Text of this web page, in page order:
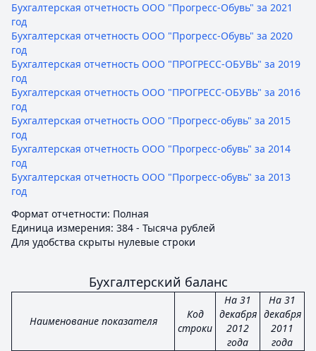
Бухгалтерская отчетность ООО "Прогресс-Обувь" за 2021
год
Бухгалтерская отчетность ООО "Прогресс-Обувь" за 2020
год
Бухгалтерская отчетность ООО "ПРОГРЕСС-ОБУВЬ" за 2019
год
Бухгалтерская отчетность ООО "ПРОГРЕСС-ОБУВЬ" за 2016
год
Бухгалтерская отчетность ООО "Прогресс-обувь" за 2015
год
Бухгалтерская отчетность ООО "Прогресс-обувь" за 2014
год
Бухгалтерская отчетность ООО "Прогресс-обувь" за 2013
год
Формат отчетности: Полная
Единица измерения: 384 - Тысяча рублей
Для удобства скрыты нулевые строки
Бухгалтерский баланс
Наименование показателя
Код
строки
На 31
декабря
2012
года
На 31
декабря
2011
года